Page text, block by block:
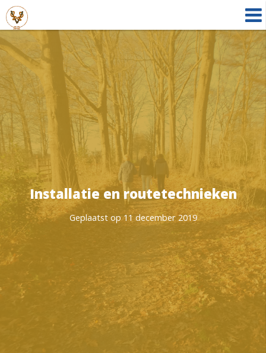
Installatie en routetechnieken
Geplaatst op 11 december 2019